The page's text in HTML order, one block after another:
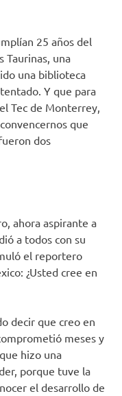
25 años del
Taurinas, una
una biblioteca
Y que para
Tec de Monterrey,
que
dos
ahora aspirante a
a todos con su
el reportero
¿Usted cree en
decir que creo en
meses y
hizo una
porque tuve la
el desarrollo de